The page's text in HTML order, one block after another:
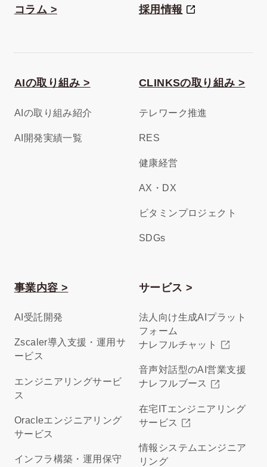
コラム > 採用情報
AIの取り組み >
AIの取り組み紹介
AI開発実績一覧
CLINKSの取り組み >
テレワーク推進
RES
健康経営
AX・DX
ビタミンプロジェクト
SDGs
事業内容 >
AI受託開発
Zscaler導入支援・運用サ
ービス
エンジニアリングサービ
ス
Oracleエンジニアリング
サービス
インフラ構築・運用保守
サービス >
法人向け生成AIプラット
フォーム
ナレフルチャット
音声対話型のAI営業支援
ナレフルブース
在宅ITエンジニアリング
サービス
情報システムエンジニア
リング